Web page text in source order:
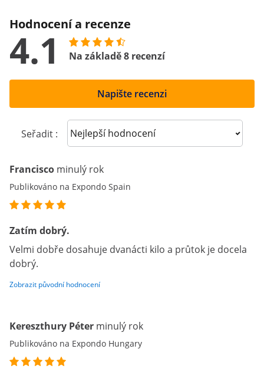
Hodnocení a recenze
4.1 Na základě 8 recenzí
Napište recenzi
Seřadit : Sort reviews
Francisco minulý rok
Publikováno na Expondo Spain
Zatím dobrý.
Velmi dobře dosahuje dvanácti kilo a průtok je docela
dobrý.
Zobrazit původní hodnocení
Kereszthury Péter minulý rok
Publikováno na Expondo Hungary